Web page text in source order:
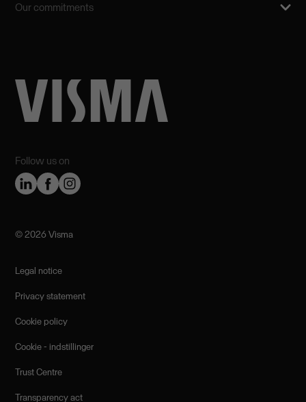
Follow us on
Our commitments
©️ 2026 Visma
Legal notice
Privacy statement
Cookie policy
Cookie - indstillinger
Trust Centre
Transparency act